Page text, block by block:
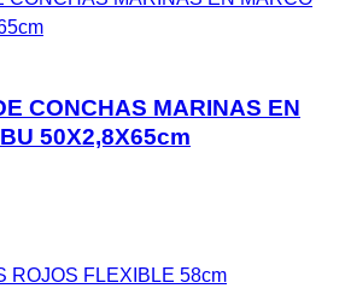
CONCHAS MARINAS EN
50X2,8X65cm